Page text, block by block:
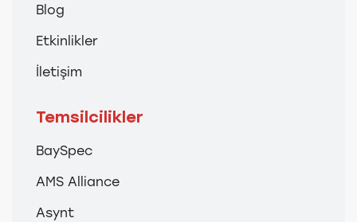
Blog
Etkinlikler
İletişim
Temsilcilikler
BaySpec
AMS Alliance
Asynt